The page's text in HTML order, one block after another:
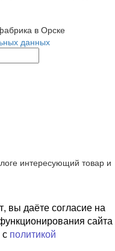
в Орске
данных
интересующий товар и
вы даёте согласие на
сайта
политикой